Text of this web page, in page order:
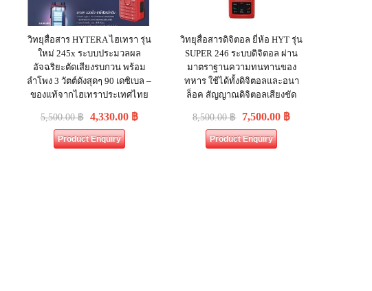
วิทยุสื่อสาร HYTERA ไฮเทรา รุ่น
ใหม่ 245x ระบบประมวลผล
อัจฉริยะตัดเสียงรบกวน พร้อม
ลำโพง 3 วัตต์ดังสุดๆ 90 เดซิเบล –
ของแท้จากไฮเทราประเทศไทย
5,500.00฿ 4,330.00 ฿
Product Enquiry
วิทยุสื่อสารดิจิตอล ยี่ห้อ HYT รุ่น
SUPER 246 ระบบดิจิตอล ผ่าน
มาตราฐานความทนทานของ
ทหาร ใช้ได้ทั้งดิจิตอลและอนา
ล็อค สัญญาณดิจิตอลเสียงชัด
8,500.00฿ 7,500.00 ฿
Product Enquiry